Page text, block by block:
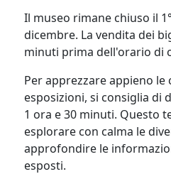
Il museo rimane chiuso il
dicembre. La vendita dei
minuti prima dell'orario di
Per apprezzare appieno le
esposizioni, si consiglia di
1 ora e 30 minuti. Questo
esplorare con calma le
approfondire le
esposti.​